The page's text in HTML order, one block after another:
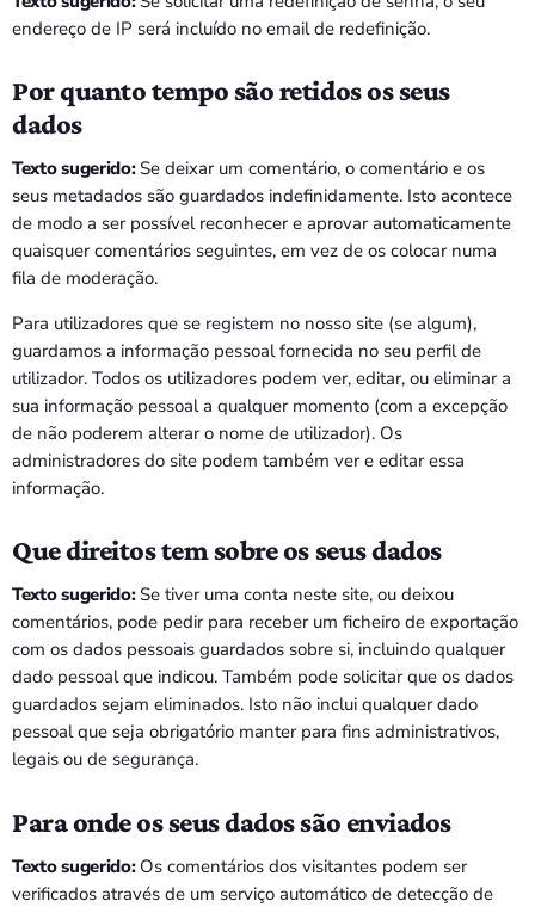
endereço de IP será incluído no email de redefinição.
Por quanto tempo são retidos os seus
dados
Texto sugerido: Se deixar um comentário, o comentário e os
seus metadados são guardados indefinidamente. Isto acontece
de modo a ser possível reconhecer e aprovar automaticamente
quaisquer comentários seguintes, em vez de os colocar numa
fila de moderação.
Para utilizadores que se registem no nosso site (se algum),
guardamos a informação pessoal fornecida no seu perfil de
utilizador. Todos os utilizadores podem ver, editar, ou eliminar a
sua informação pessoal a qualquer momento (com a excepção
de não poderem alterar o nome de utilizador). Os
administradores do site podem também ver e editar essa
informação.
Que direitos tem sobre os seus dados
Texto sugerido: Se tiver uma conta neste site, ou deixou
comentários, pode pedir para receber um ficheiro de exportação
com os dados pessoais guardados sobre si, incluindo qualquer
dado pessoal que indicou. Também pode solicitar que os dados
guardados sejam eliminados. Isto não inclui qualquer dado
pessoal que seja obrigatório manter para fins administrativos,
legais ou de segurança.
Para onde os seus dados são enviados
Texto sugerido: Os comentários dos visitantes podem ser
verificados através de um serviço automático de detecção de